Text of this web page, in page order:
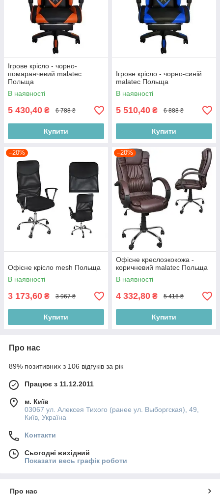
Ігрове крісло - чорно-
помаранчевий malatec
Польща
В наявності
5 430,40 ₴ 6 788 ₴
Купити
Ігрове крісло - чорно-синій
malatec Польща
В наявності
5 510,40 ₴ 6 888 ₴
Купити
–20%
Офісне крісло mesh Польща
В наявності
3 173,60 ₴ 3 967 ₴
Купити
–20%
Офісне креслоэкокожа -
коричневий malatec Польща
В наявності
4 332,80 ₴ 5 416 ₴
Купити
Про нас
89% позитивних з 106 відгуків за рік
Працює з 11.12.2011
м. Київ
03067 ул. Алексея Тихого (ранее ул. Выборгская), 49,
Київ, Україна
Контакти
Сьогодні вихідний
Показати весь графік роботи
Про нас